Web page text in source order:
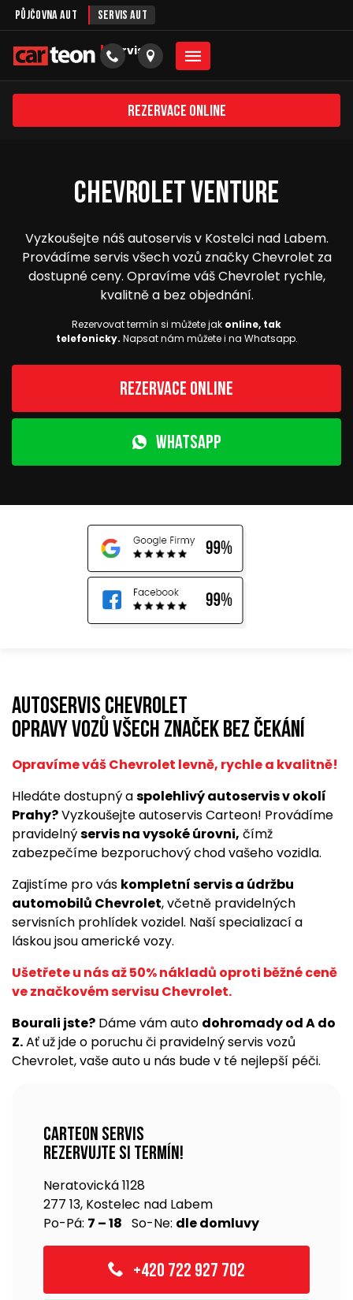
Půjčovna aut Servis aut
servis
Rezervace online
Chevrolet Venture
Vyzkoušejte náš autoservis v Kostelci nad Labem.
Provádíme servis všech vozů značky Chevrolet za
dostupné ceny. Opravíme váš Chevrolet rychle,
kvalitně a bez objednání.
Rezervovat termín si můžete jak online, tak
telefonicky. Napsat nám můžete i na Whatsapp.
Rezervace online
WhatsApp
Autoservis Chevrolet
opravy vozů všech značek bez čekání
Opravíme váš Chevrolet levně, rychle a kvalitně!
Hledáte dostupný aspolehlivý autoservis v okolí
Prahy?Vyzkoušejte autoservis Carteon! Provádíme
pravidelnýservis na vysoké úrovni, čímž
zabezpečíme bezporuchový chod vašeho vozidla.
Zajistíme pro vás kompletní servis a údržbu
automobilů Chevrolet, včetně pravidelných
servisních prohlídek vozidel. Naší specializací a
láskou jsou americké vozy.
Ušetřete u nás až 50% nákladů oproti běžné ceně
ve značkovém servisu Chevrolet.
Bourali jste? Dáme vám auto dohromady od A do
Z.Ať už jde o poruchu či pravidelný servis vozů
Chevrolet, vaše auto u nás bude v té nejlepší péči.
Carteon servis
rezervujte si termín!
Neratovická 1128
277 13, Kostelec nad Labem
Po-Pá: 7 – 18 So-Ne: dle domluvy
+420 722 927 702